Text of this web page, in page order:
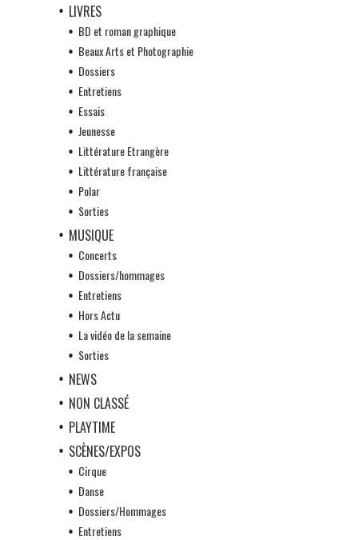
LIVRES
BD et roman graphique
Beaux Arts et Photographie
Dossiers
Entretiens
Essais
Jeunesse
Littérature Etrangère
Littérature française
Polar
Sorties
MUSIQUE
Concerts
Dossiers/hommages
Entretiens
Hors Actu
La vidéo de la semaine
Sorties
NEWS
NON CLASSÉ
PLAYTIME
SCÈNES/EXPOS
Cirque
Danse
Dossiers/Hommages
Entretiens